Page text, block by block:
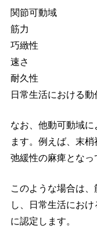
関節可動域
筋力
巧緻性
速さ
耐久性
日常生活における動
なお、他動可動域
ます。例えば、末
弛緩性の麻痺となっ
このような場合は
し、日常生活にお
に認定します。